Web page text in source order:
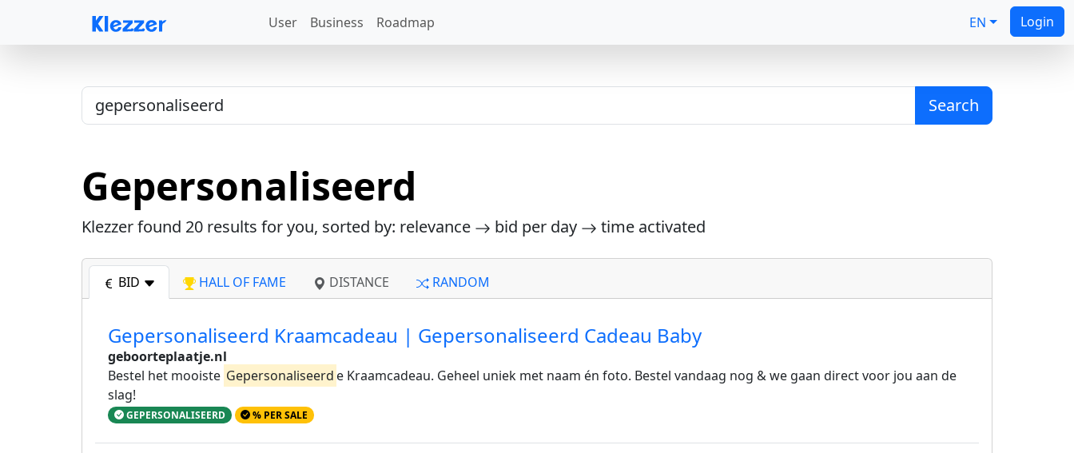
User Business Roadmap EN Login
Search
Gepersonaliseerd
Klezzer found 20 results for you, sorted by: relevance bid per day time activated
BID HALL OF FAME DISTANCE RANDOM
Gepersonaliseerd Kraamcadeau | Gepersonaliseerd Cadeau Baby
geboorteplaatje.nl
Bestel het mooiste Gepersonaliseerd e Kraamcadeau. Geheel uniek met naam én foto. Bestel vandaag nog & we gaan direct voor jou aan de
slag!
GEPERSONALISEERD % PER SALE